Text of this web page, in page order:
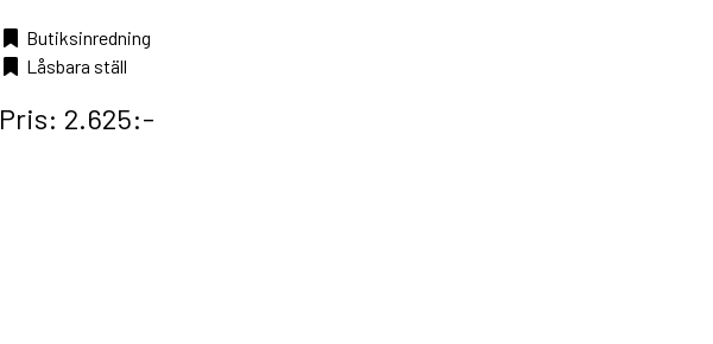
Butiksinredning
Låsbara ställ
Pris: 2.625:-